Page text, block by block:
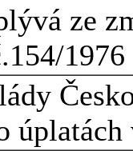
ze